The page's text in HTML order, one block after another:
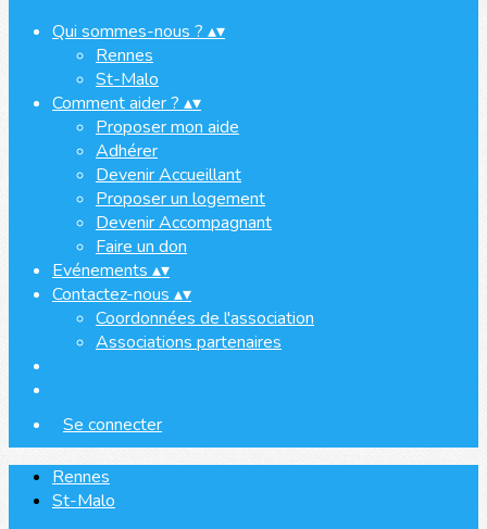
Qui sommes-nous ? ▴▾
Rennes
St-Malo
Comment aider ? ▴▾
Proposer mon aide
Adhérer
Devenir Accueillant
Proposer un logement
Devenir Accompagnant
Faire un don
Evénements ▴▾
Contactez-nous ▴▾
Coordonnées de l'association
Associations partenaires
Se connecter
Rennes
St-Malo